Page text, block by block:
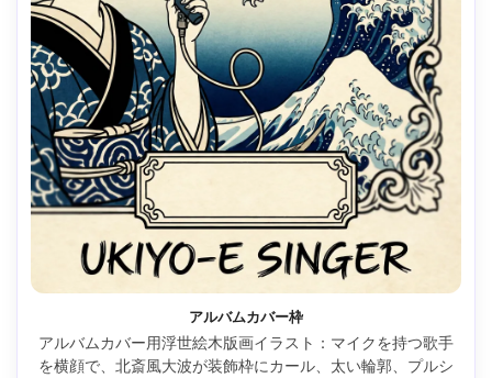
アルバムカバー枠
アルバムカバー用浮世絵木版画イラスト：マイクを持つ歌手
を横顔で、北斎風大波が装飾枠にカール、太い輪郭、プルシ